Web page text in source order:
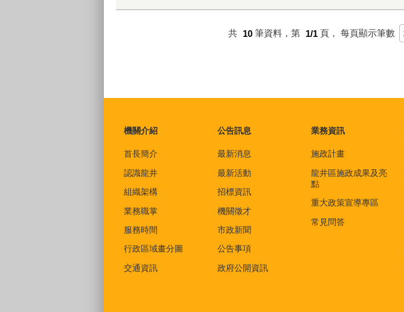
共 10 筆資料，第 1/1 頁， 每頁顯示筆數
機關介紹
首長簡介
認識龍井
組織架構
業務職掌
服務時間
行政區域畫分圖
交通資訊
公告訊息
最新消息
最新活動
招標資訊
機關徵才
市政新聞
公告事項
政府公開資訊
業務資訊
施政計畫
龍井區施政成果及亮
點
重大政策宣導專區
常見問答